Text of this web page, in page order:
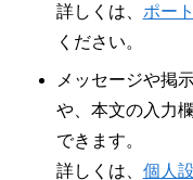
詳しくは、 ポー
ください。
メッセージや掲
や、本文の入力
できます。
詳しくは、 個人